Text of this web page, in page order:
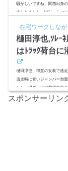
騒がしいですね。関西出身
抜かれました。Wikipediaに
さの際のTwitter炎上は問題
YのDV問題記事とは...
在宅ワークしな
樋田淳也,ｿﾚｰ
はﾄﾗｯｸ荷台に
樋田淳也、得意の女装で逃
逃走時は青いジャンパー加
した。場所は山口県周南市
引き渡されたようです。道
スポンサーリン